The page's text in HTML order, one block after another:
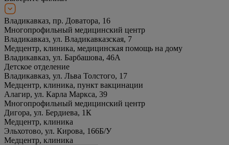
Владикавказ, пр. Доватора, 16
Многопрофильный медицинский центр
Владикавказ, ул. Владикавказская, 7
Медцентр, клиника, медицинская помощь на дому
Владикавказ, ул. Барбашова, 46А
Детское отделение
Владикавказ, ул. Льва Толстого, 17
Медцентр, клиника, пункт вакцинации
Алагир, ул. Карла Маркса, 39
Многопрофильный медицинский центр
Дигора, ул. Бердиева, 1К
Медцентр, клиника
Эльхотово, ул. Кирова, 166Б/У
Медцентр, клиника